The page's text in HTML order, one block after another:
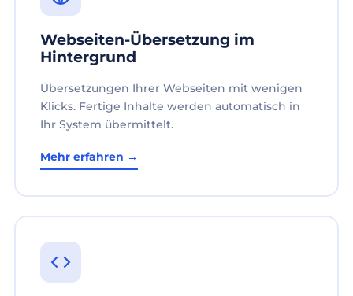
Webseiten-Übersetzung im
Hintergrund
Übersetzungen Ihrer Webseiten mit wenigen
Klicks. Fertige Inhalte werden automatisch in
Ihr System übermittelt.
Mehr erfahren →